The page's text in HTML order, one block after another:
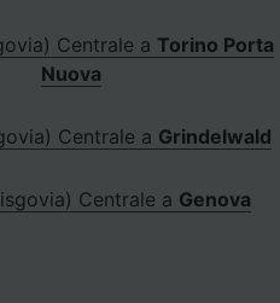
Centrale a Torino Porta
Nuova
Centrale a Grindelwald
Centrale a Genova